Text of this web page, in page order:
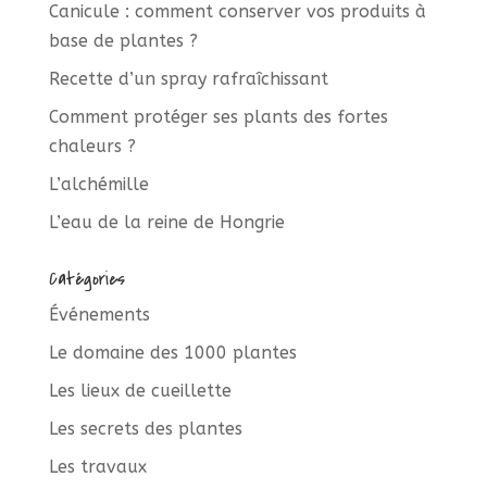
Canicule : comment conserver vos produits à
base de plantes ?
Recette d’un spray rafraîchissant
Comment protéger ses plants des fortes
chaleurs ?
L’alchémille
L’eau de la reine de Hongrie
Catégories
Événements
Le domaine des 1000 plantes
Les lieux de cueillette
Les secrets des plantes
Les travaux